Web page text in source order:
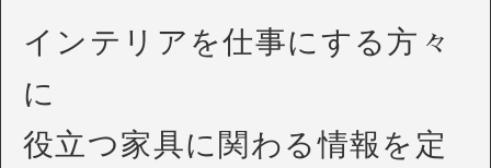
インテリアを仕事にする方々
に
役立つ家具に関わる情報を定